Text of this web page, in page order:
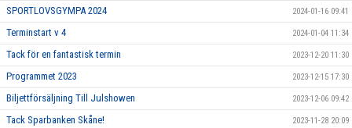
SPORTLOVSGYMPA 2024 2024-01-16 09:41
Terminstart v 4 2024-01-04 11:34
Tack för en fantastisk termin 2023-12-20 11:30
Programmet 2023 2023-12-15 17:30
Biljettförsäljning Till Julshowen 2023-12-06 09:42
Tack Sparbanken Skåne! 2023-11-28 20:09